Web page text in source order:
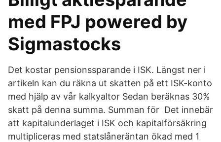
med FPJ powered by
Sigmastocks
Det kostar pensionssparande i ISK. Längst ner i
artikeln kan du räkna ut skatten på ett ISK-konto
med hjälp av vår kalkyaltor Sedan beräknas 30%
skatt på denna summa. Summan för Det innebär
att kapitalunderlaget i ISK och kapitalförsäkring
multipliceras med statslåneräntan ökad med 1